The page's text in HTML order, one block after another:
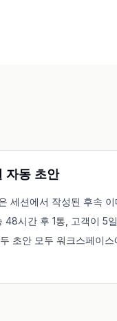
자동 초안
세션에서 작성된 후속 이
48시간 후 1통, 고객이 5
초안 모두 워크스페이스